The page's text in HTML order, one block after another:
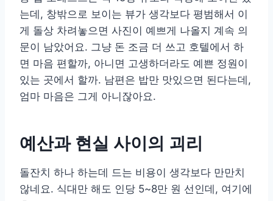
는데, 창밖으로 보이는 뷰가 생각보다 평범해서 이
게 돌상 차려놓으면 사진이 예쁘게 나올지 계속 의
문이 남았어요. 그냥 돈 조금 더 쓰고 호텔에서 하
면 마음 편할까, 아니면 고생하더라도 예쁜 정원이
있는 곳에서 할까. 남편은 밥만 맛있으면 된다는데,
엄마 마음은 그게 아니잖아요.
예산과 현실 사이의 괴리
돌잔치 하나 하는데 드는 비용이 생각보다 만만치
않네요. 식대만 해도 인당 5~8만 원 선인데, 여기에